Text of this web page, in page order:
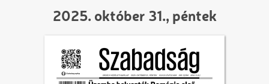
2025. október 31., péntek